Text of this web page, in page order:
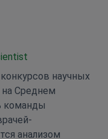
научных
Среднем
команды
анализом